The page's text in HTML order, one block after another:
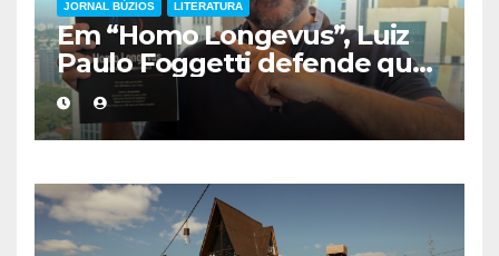
JORNAL BÚZIOS LITERATURA
Em “Homo Longevus”, Luiz
Paulo Foggetti defende que
viver mais exigirá uma nova
forma de encarar a vida